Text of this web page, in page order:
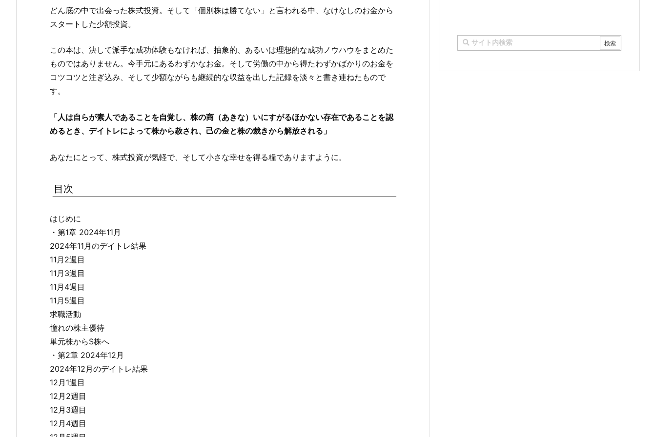
どん底の中で出会った株式投資。そして「個別株は勝てない」と言われる中、なけなしのお金から
スタートした少額投資。
この本は、決して派手な成功体験もなければ、抽象的、あるいは理想的な成功ノウハウをまとめた
ものではありません。今手元にあるわずかなお金。そして労働の中から得たわずかばかりのお金を
コツコツと注ぎ込み、そして少額ながらも継続的な収益を出した記録を淡々と書き連ねたもので
す。
「人は自らが素人であることを自覚し、株の商（あきな）いにすがるほかない存在であることを認
めるとき、デイトレによって株から赦され、己の金と株の裁きから解放される」
あなたにとって、株式投資が気軽で、そして小さな幸せを得る糧でありますように。
目次
はじめに
・第1章 2024年11月
2024年11月のデイトレ結果
11月2週目
11月3週目
11月4週目
11月5週目
求職活動
憧れの株主優待
単元株からS株へ
・第2章 2024年12月
2024年12月のデイトレ結果
12月1週目
12月2週目
12月3週目
12月4週目